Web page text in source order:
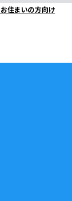
住まいの方向け